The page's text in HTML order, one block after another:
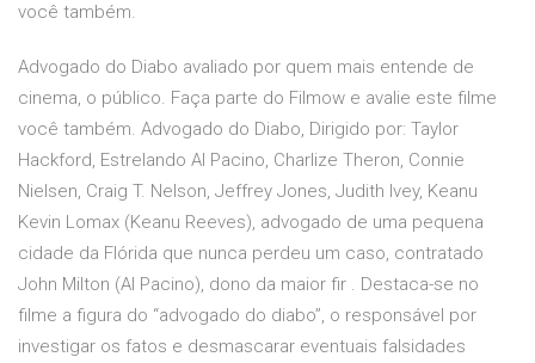
você também.
Advogado do Diabo avaliado por quem mais entende de
cinema, o público. Faça parte do Filmow e avalie este filme
você também. Advogado do Diabo, Dirigido por: Taylor
Hackford, Estrelando Al Pacino, Charlize Theron, Connie
Nielsen, Craig T. Nelson, Jeffrey Jones, Judith Ivey, Keanu
Kevin Lomax (Keanu Reeves), advogado de uma pequena
cidade da Flórida que nunca perdeu um caso, contratado
John Milton (Al Pacino), dono da maior fir . Destaca-se no
filme a figura do “advogado do diabo”, o responsável por
investigar os fatos e desmascarar eventuais falsidades